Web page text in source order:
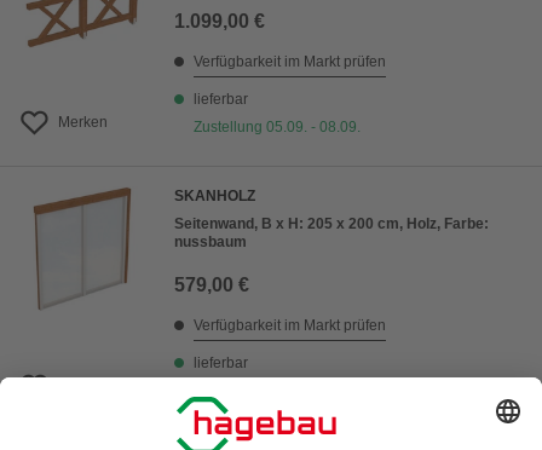
Merken
1.099,00 €
Verfügbarkeit im Markt prüfen
lieferbar
Zustellung 05.09. - 08.09.
SKANHOLZ
Seitenwand, B x H: 205 x 200 cm, Holz, Farbe:
nussbaum
579,00 €
Verfügbarkeit im Markt prüfen
lieferbar